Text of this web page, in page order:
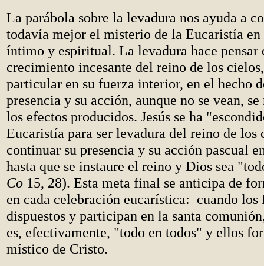
La parábola sobre la levadura nos ayuda a
todavía mejor el misterio de la Eucaristía en
íntimo y espiritual. La levadura hace pensar
crecimiento incesante del reino de los
particular en su fuerza interior, en el hecho
presencia y su acción, aunque no se vean,
los efectos producidos. Jesús se ha
Eucaristía para ser levadura del reino de los
continuar su presencia y su acción pascual
hasta que se instaure el reino y Dios sea
Co 15, 28). Esta meta final se anticipa de
en cada celebración eucarística: cuando los
dispuestos y participan en la santa
es, efectivamente, "todo en todos" y ellos
místico de Cristo.